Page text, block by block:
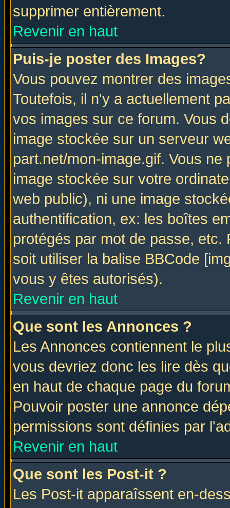
supprimer entièrement.
Revenir en haut
Puis-je poster des Images?
Vous pouvez montrer des
Toutefois, il n'y a actuellement
vos images sur ce forum. Vous
image stockée sur un serveur
part.net/mon-image.gif. Vous
image stockée sur votre
web public), ni une image
authentification, ex: les boîtes
protégés par mot de passe,
soit utiliser la balise BBCode
vous y êtes autorisés).
Revenir en haut
Que sont les Annonces ?
Les Annonces contiennent le
vous devriez donc les lire dès
en haut de chaque page du
Pouvoir poster une annonce
permissions sont définies par
Revenir en haut
Que sont les Post-it ?
Les Post-it apparaîssent en-